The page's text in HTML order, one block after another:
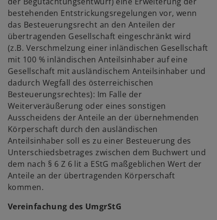
bestehenden Entstrickungsregelungen vor, wenn
das Besteuerungsrecht an den Anteilen der
übertragenden Gesellschaft eingeschränkt wird
(z.B. Verschmelzung einer inländischen Gesellschaft
mit 100 % inländischen Anteilsinhaber auf eine
Gesellschaft mit ausländischem Anteilsinhaber und
dadurch Wegfall des österreichischen
Besteuerungsrechtes): Im Falle der
Weiterveräußerung oder eines sonstigen
Ausscheidens der Anteile an der übernehmenden
Körperschaft durch den ausländischen
Anteilsinhaber soll es zu einer Besteuerung des
Unterschiedsbetrages zwischen dem Buchwert und
dem nach § 6 Z 6 lit a EStG maßgeblichen Wert der
Anteile an der übertragenden Körperschaft
kommen.
Vereinfachung des UmgrStG